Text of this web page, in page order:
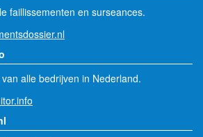
faillissementen en surseances.
alle bedrijven in Nederland.